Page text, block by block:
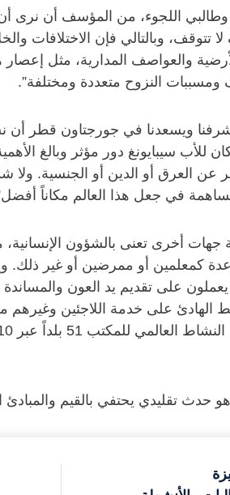
وطالبي اللجوء، من المؤسف أن نرى
وبالتالي فإن الاختلافات
والعواصف المدارية، مثل
النزوح متعددة ومختلفة”.
ويسعدنا في جورجتاون قطر أن
سيبايونغ دور مؤثر وبالغ
عن العرق أو الدين أو الجنسية.
في جعل هذا العالم مكاناً
جهات أخرى تعنى بالشؤون
كمعلمين أو ممرضين أو غير
حيث يعملون على تقديم يد العون
الهادئ على خدمة اللاجئين
تقليدي يحتفي بالقيم والمبادئ